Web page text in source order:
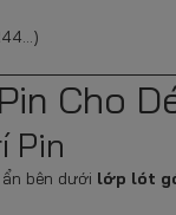
Cho
Pin
bên dưới lớp lót